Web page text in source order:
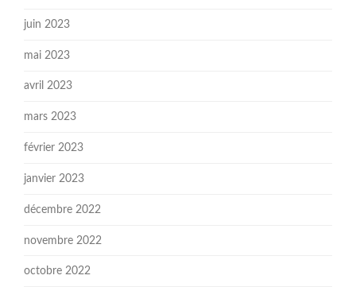
juin 2023
mai 2023
avril 2023
mars 2023
février 2023
janvier 2023
décembre 2022
novembre 2022
octobre 2022